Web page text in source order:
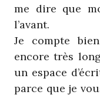
me dire que
l’avant.
Je compte
encore très
un espace
parce que je